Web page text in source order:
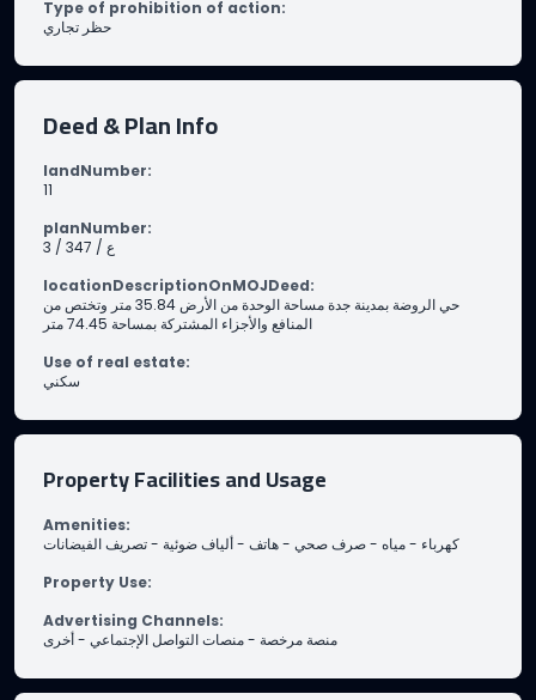
Type of prohibition of action:
حظر تجاري
Deed & Plan Info
landNumber:
11
planNumber:
3 / 347 / ع
locationDescriptionOnMOJDeed:
حي الروضة بمدينة جدة مساحة الوحدة من الأرض 35.84 متر وتختص من
المنافع والأجزاء المشتركة بمساحة 74.45 متر
Use of real estate:
سكني
Property Facilities and Usage
Amenities:
كهرباء -مياه -صرف صحي -هاتف -ألياف ضوئية -تصريف الفيضانات
Property Use:
Advertising Channels:
منصة مرخصة -منصات التواصل الإجتماعي -أخرى